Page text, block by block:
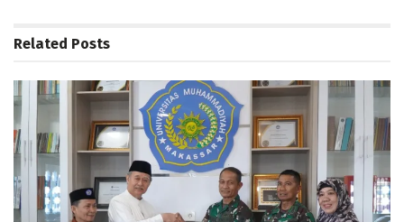
Related Posts